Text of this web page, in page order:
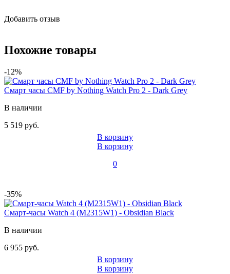
Добавить отзыв
Похожие товары
-12%
Смарт часы CMF by Nothing Watch Pro 2 - Dark Grey
В наличии
5 519 руб.
В корзину
В корзину
0
-35%
Смарт-часы Watch 4 (M2315W1) - Obsidian Black
В наличии
6 955 руб.
В корзину
В корзину